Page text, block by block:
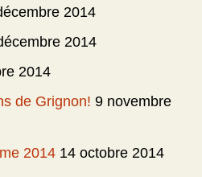
2014
2014
2014
de Grignon! 9 novembre
2014 14 octobre 2014